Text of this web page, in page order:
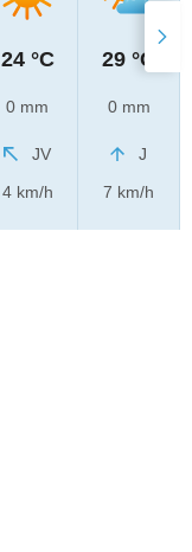
24 °C
0 mm
JV
4 km/h
29 °C
0 mm
J
7 km/h